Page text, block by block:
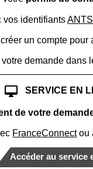
vos identifiantsANTS
un compte
demande dans
desktop_mac SERVICE EN
de votre
FranceConnectou
Accéder au service